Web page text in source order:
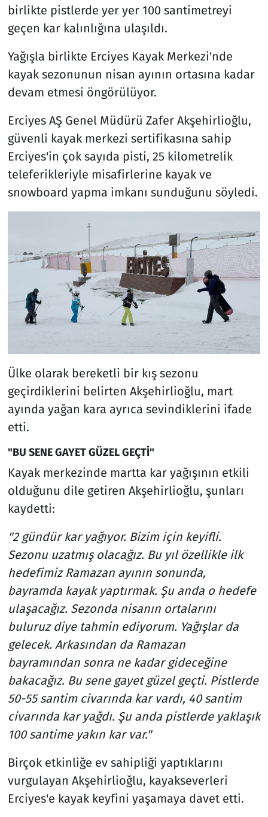
birlikte pistlerde yer yer 100 santimetreyi
geçen kar kalınlığına ulaşıldı.
Yağışla birlikte Erciyes Kayak Merkezi'nde
kayak sezonunun nisan ayının ortasına kadar
devam etmesi öngörülüyor.
Erciyes AŞ Genel Müdürü Zafer Akşehirlioğlu,
güvenli kayak merkezi sertifikasına sahip
Erciyes'in çok sayıda pisti, 25 kilometrelik
teleferikleriyle misafirlerine kayak ve
snowboard yapma imkanı sunduğunu söyledi.
Ülke olarak bereketli bir kış sezonu
geçirdiklerini belirten Akşehirlioğlu, mart
ayında yağan kara ayrıca sevindiklerini ifade
etti.
"BU SENE GAYET GÜZEL GEÇTİ"
Kayak merkezinde martta kar yağışının etkili
olduğunu dile getiren Akşehirlioğlu, şunları
kaydetti:
"2 gündür kar yağıyor. Bizim için keyifli.
Sezonu uzatmış olacağız. Bu yıl özellikle ilk
hedefimiz Ramazan ayının sonunda,
bayramda kayak yaptırmak. Şu anda o hedefe
ulaşacağız. Sezonda nisanın ortalarını
buluruz diye tahmin ediyorum. Yağışlar da
gelecek. Arkasından da Ramazan
bayramından sonra ne kadar gideceğine
bakacağız. Bu sene gayet güzel geçti. Pistlerde
50-55 santim civarında kar vardı, 40 santim
civarında kar yağdı. Şu anda pistlerde yaklaşık
100 santime yakın kar var."
Birçok etkinliğe ev sahipliği yaptıklarını
vurgulayan Akşehirlioğlu, kayakseverleri
Erciyes'e kayak keyfini yaşamaya davet etti.